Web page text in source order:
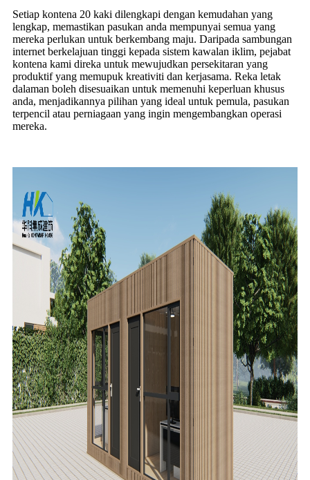
Setiap kontena 20 kaki dilengkapi dengan kemudahan yang
lengkap, memastikan pasukan anda mempunyai semua yang
mereka perlukan untuk berkembang maju. Daripada sambungan
internet berkelajuan tinggi kepada sistem kawalan iklim, pejabat
kontena kami direka untuk mewujudkan persekitaran yang
produktif yang memupuk kreativiti dan kerjasama. Reka letak
dalaman boleh disesuaikan untuk memenuhi keperluan khusus
anda, menjadikannya pilihan yang ideal untuk pemula, pasukan
terpencil atau perniagaan yang ingin mengembangkan operasi
mereka.